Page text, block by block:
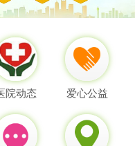
院动态 爱心公益